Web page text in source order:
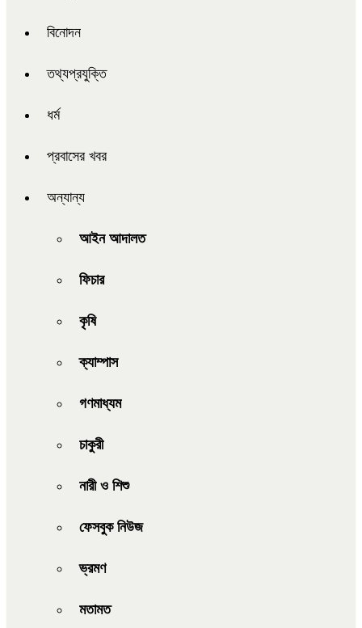
বিনোদন
তথ্যপ্রযুক্তি
ধর্ম
প্রবাসের খবর
অন্যান্য
আইন আদালত
ফিচার
কৃষি
ক্যাম্পাস
গণমাধ্যম
চাকুরী
নারী ও শিশু
ফেসবুক নিউজ
ভ্রমণ
মতামত